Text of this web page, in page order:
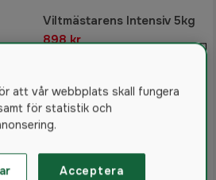
Viltmästarens Intensiv 5kg
898 kr
att vår webbplats skall fungera
för statistik och
Acceptera